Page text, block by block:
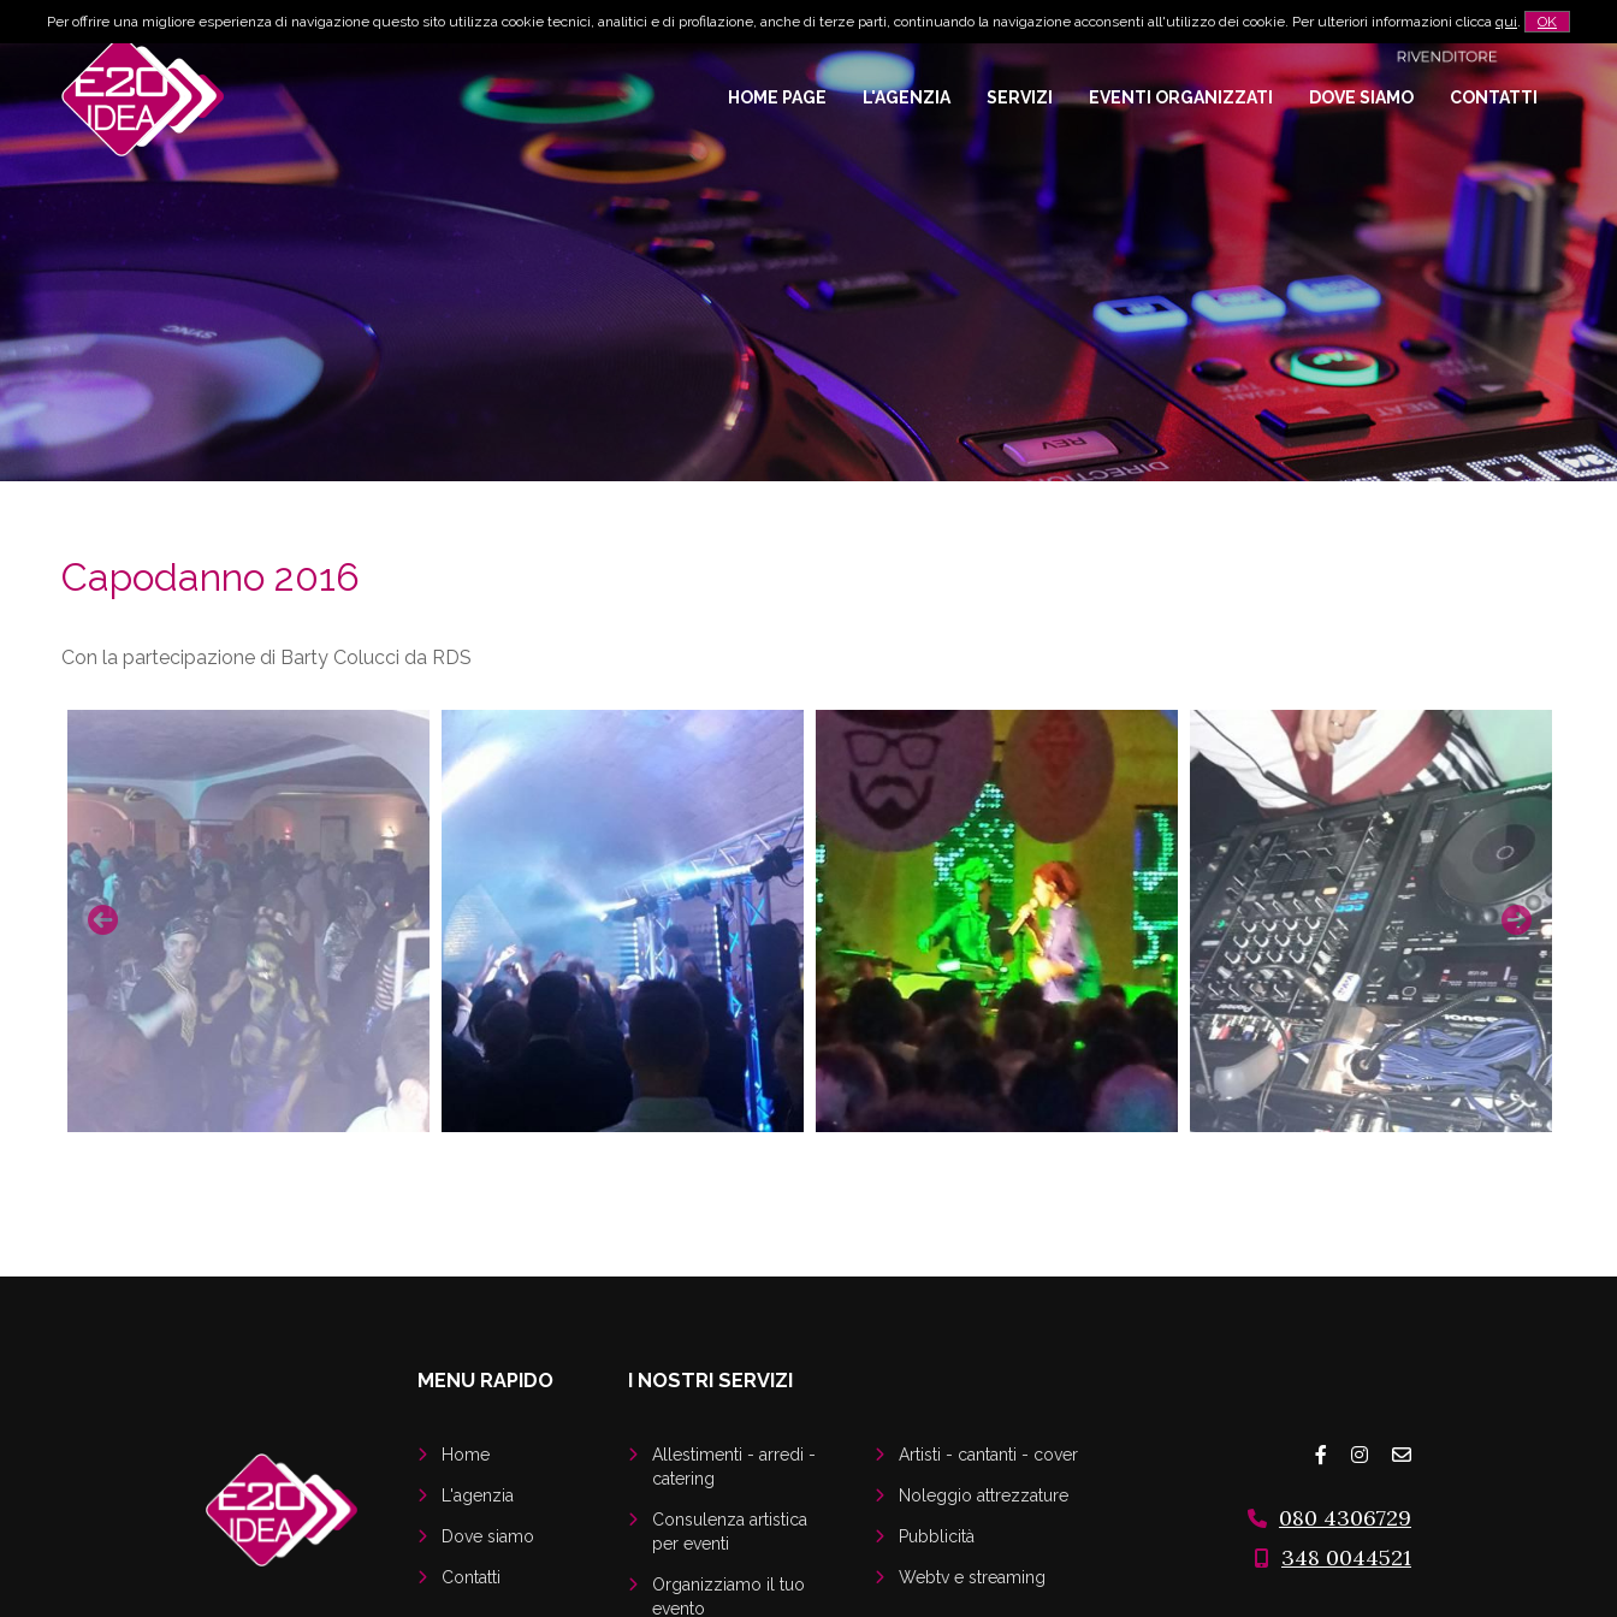
Per offrire una migliore esperienza di navigazione questo sito utilizza cookie tecnici, analitici e di profilazione, anche di terze parti, continuando la navigazione acconsenti all'utilizzo dei cookie. Per ulteriori informazioni clicca qui. OK
HOME PAGE L'AGENZIA SERVIZI EVENTI ORGANIZZATI DOVE SIAMO CONTATTI
Capodanno 2016
Con la partecipazione di Barty Colucci da RDS
MENU RAPIDO
Home
L'agenzia
Dove siamo
Contatti
I NOSTRI SERVIZI
Allestimenti - arredi -
catering
Consulenza artistica
per eventi
Organizziamo il tuo
evento
Artisti - cantanti - cover
Noleggio attrezzature
Pubblicità
Webtv e streaming
080 4306729
348 0044521